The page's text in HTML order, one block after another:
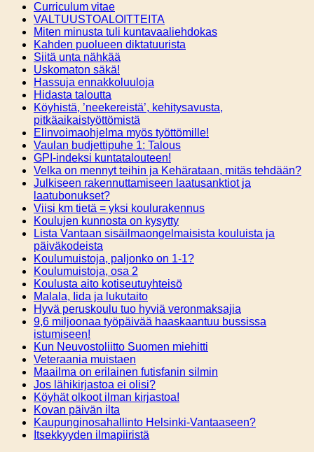
Curriculum vitae
VALTUUSTOALOITTEITA
Miten minusta tuli kuntavaaliehdokas
Kahden puolueen diktatuurista
Siitä unta nähkää
Uskomaton säkä!
Hassuja ennakkoluuloja
Hidasta taloutta
Köyhistä, ’neekereistä’, kehitysavusta,
pitkäaikaistyöttömistä
Elinvoimaohjelma myös työttömille!
Vaulan budjettipuhe 1: Talous
GPI-indeksi kuntatalouteen!
Velka on mennyt teihin ja Kehärataan, mitäs tehdään?
Julkiseen rakennuttamiseen laatusanktiot ja
laatubonukset?
Viisi km tietä = yksi koulurakennus
Koulujen kunnosta on kysytty
Lista Vantaan sisäilmaongelmaisista kouluista ja
päiväkodeista
Koulumuistoja, paljonko on 1-1?
Koulumuistoja, osa 2
Koulusta aito kotiseutuyhteisö
Malala, Iida ja lukutaito
Hyvä peruskoulu tuo hyviä veronmaksajia
9,6 miljoonaa työpäivää haaskaantuu bussissa
istumiseen!
Kun Neuvostoliitto Suomen miehitti
Veteraania muistaen
Maailma on erilainen futisfanin silmin
Jos lähikirjastoa ei olisi?
Köyhät olkoot ilman kirjastoa!
Kovan päivän ilta
Kaupunginosahallinto Helsinki-Vantaaseen?
Itsekkyyden ilmapiiristä